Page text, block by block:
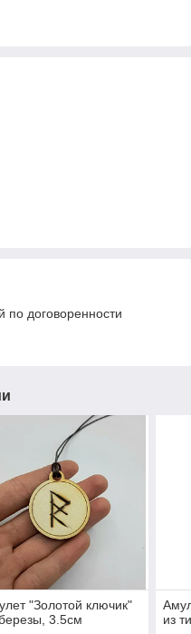
по договоренности
"Золотой ключик"
3.5см
из